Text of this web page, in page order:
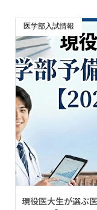
医学部入試情報
現役医大生が選ぶ